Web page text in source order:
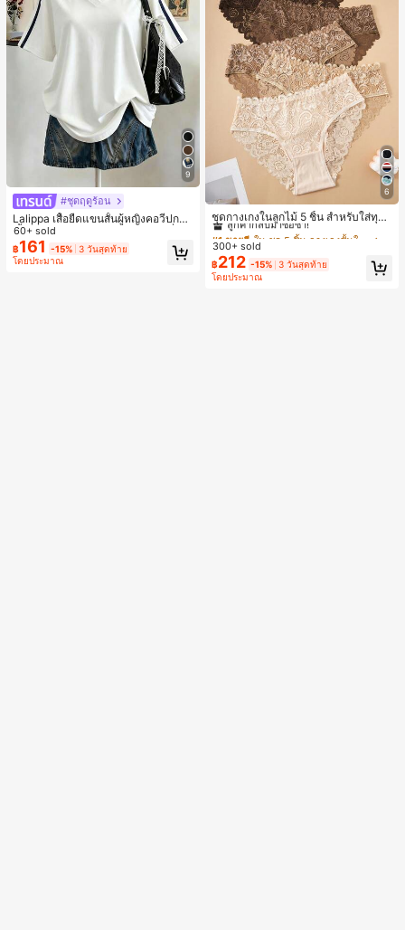
9
#ชุดฤดูร้อน
Lalippa เสื้อยืดแขนสั้นผู้หญิงคอวีปกคอ
เสื้อไหล่ตก สายถัก งานคราฟต์แฟชั่นมิ
นิมอล ของขวัญสำหรับเพื่อน
60+ sold
฿161 -15% 3 วันสุดท้าย
โดยประมาณ
6
ชุดกางเกงในลูกไม้ 5 ชิ้น สำหรับใส่ทุกวั
น
#1 ขายดี
ลูกค้ากลับมาซื้อซ้ำ!
#1 ขายดี
ลูกค้ากลับมาซื้อซ้ำ!
#1 ขายดี
ลูกค้ากลับมาซื้อซ้ำ!
#1 ขายดี
ลูกค้ากลับมาซื้อซ้ำ!
300+ sold
฿212 -15% 3 วันสุดท้าย
โดยประมาณ